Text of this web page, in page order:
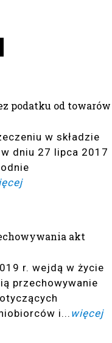
podatku od towarów
w składzie
dniu 27 lipca 2017
akt
r. wejdą w życie
przechowywanie
i... więcej